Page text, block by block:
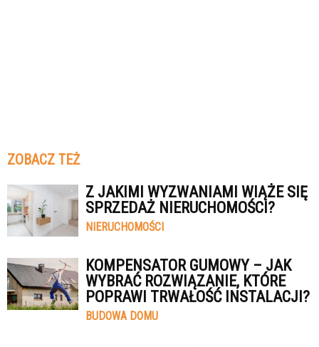
ZOBACZ TEŻ
Z JAKIMI WYZWANIAMI WIĄŻE SIĘ
SPRZEDAŻ NIERUCHOMOŚCI?
NIERUCHOMOŚCI
KOMPENSATOR GUMOWY – JAK
WYBRAĆ ROZWIĄZANIE, KTÓRE
POPRAWI TRWAŁOŚĆ INSTALACJI?
BUDOWA DOMU